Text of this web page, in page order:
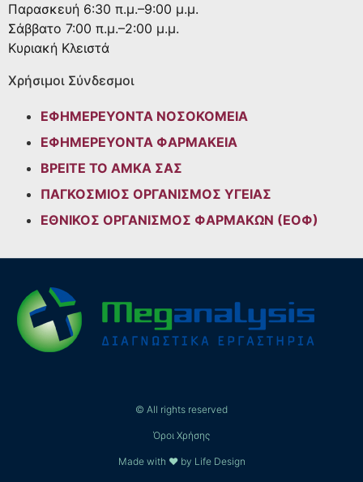
Παρασκευή 6:30 π.μ.–9:00 μ.μ.
Σάββατο 7:00 π.μ.–2:00 μ.μ.
Κυριακή Κλειστά
Χρήσιμοι Σύνδεσμοι
ΕΦΗΜΕΡΕΥΟΝΤΑ ΝΟΣΟΚΟΜΕΙΑ
ΕΦΗΜΕΡΕΥΟΝΤΑ ΦΑΡΜΑΚΕΙΑ
ΒΡΕΙΤΕ ΤΟ ΑΜΚΑ ΣΑΣ
ΠΑΓΚΟΣΜΙΟΣ ΟΡΓΑΝΙΣΜΟΣ ΥΓΕΙΑΣ
ΕΘΝΙΚΟΣ ΟΡΓΑΝΙΣΜΟΣ ΦΑΡΜΑΚΩΝ (ΕΟΦ)
© All rights reserved
Όροι Χρήσης
Made with ❤ by Life Design